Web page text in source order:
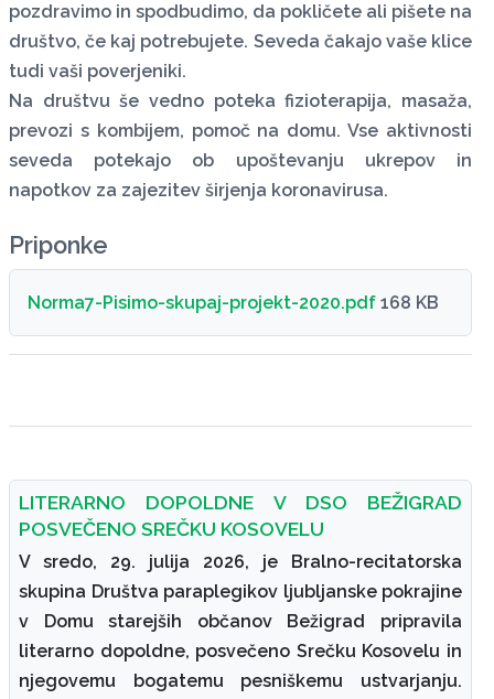
pozdravimo in spodbudimo, da pokličete ali pišete na
društvo, če kaj potrebujete. Seveda čakajo vaše klice
tudi vaši poverjeniki.
Na društvu še vedno poteka fizioterapija, masaža,
prevozi s kombijem, pomoč na domu. Vse aktivnosti
seveda potekajo ob upoštevanju ukrepov in
napotkov za zajezitev širjenja koronavirusa.
Priponke
Norma7-Pisimo-skupaj-projekt-2020.pdf 168 KB
LITERARNO DOPOLDNE V DSO BEŽIGRAD
POSVEČENO SREČKU KOSOVELU
V sredo, 29. julija 2026, je Bralno-recitatorska
skupina Društva paraplegikov ljubljanske pokrajine
v Domu starejših občanov Bežigrad pripravila
literarno dopoldne, posvečeno Srečku Kosovelu in
njegovemu bogatemu pesniškemu ustvarjanju.